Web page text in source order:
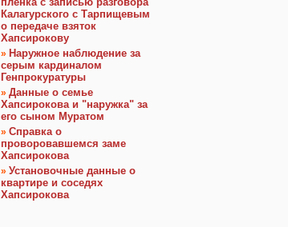
Калагурского с Тарпищевым
о передаче взяток
Хапсирокову
» Наружное наблюдение за
серым кардиналом
Генпрокуратуры
» Данные о семье
Хапсирокова и "наружка" за
его сыном Муратом
» Справка о
проворовавшемся заме
Хапсирокова
» Установочные данные о
квартире и соседях
Хапсирокова